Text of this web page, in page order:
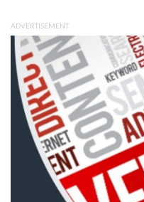
ADVERTISEMENT